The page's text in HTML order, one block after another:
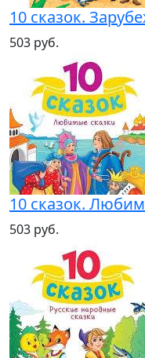
10 сказок.
503 руб.
10 сказок.
503 руб.